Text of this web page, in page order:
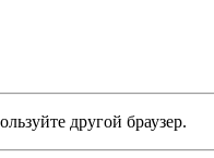
другой браузер.